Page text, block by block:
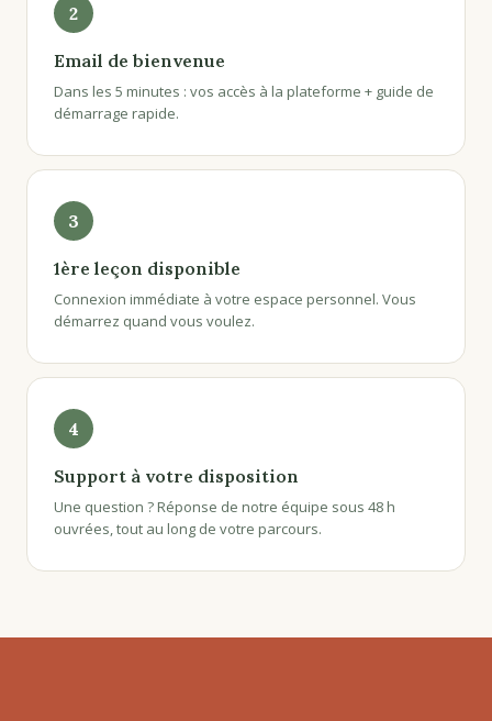
2
Email de bienvenue
Dans les 5 minutes : vos accès à la plateforme + guide de
démarrage rapide.
3
1ère leçon disponible
Connexion immédiate à votre espace personnel. Vous
démarrez quand vous voulez.
4
Support à votre disposition
Une question ? Réponse de notre équipe sous 48 h
ouvrées, tout au long de votre parcours.